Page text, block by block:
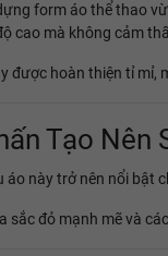
form áo thể thao
cao mà không cảm
được hoàn thiện tỉ mỉ,
Tạo Nên
áo này trở nên nổi bật
sắc đỏ mạnh mẽ và